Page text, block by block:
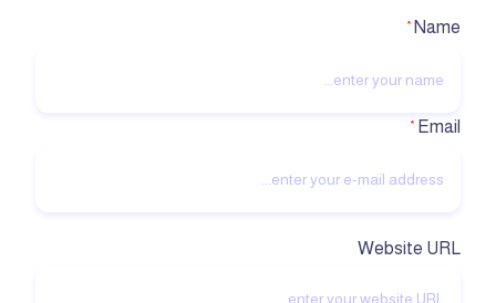
Name
*
Email
*
Website URL